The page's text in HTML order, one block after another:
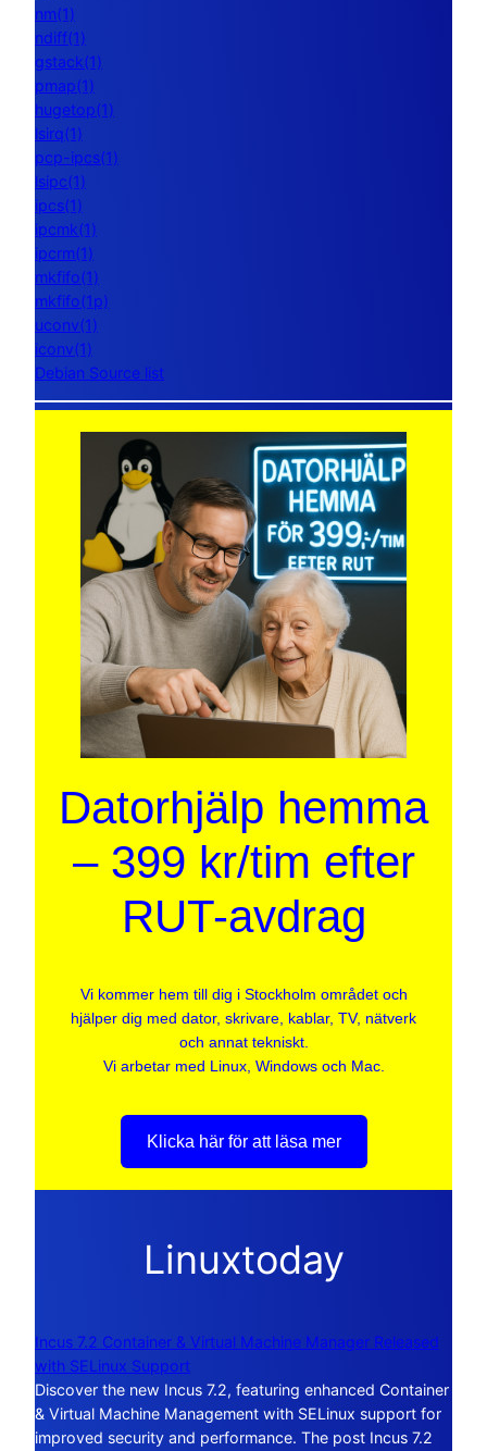
nm(1)
ndiff(1)
gstack(1)
pmap(1)
hugetop(1)
lsirq(1)
pcp-ipcs(1)
lsipc(1)
ipcs(1)
ipcmk(1)
ipcrm(1)
mkfifo(1)
mkfifo(1p)
uconv(1)
iconv(1)
Debian Source list
Datorhjälp hemma
– 399 kr/tim efter
RUT-avdrag
Vi kommer hem till dig i Stockholm området och
hjälper dig med dator, skrivare, kablar, TV, nätverk
och annat tekniskt.
Vi arbetar med Linux, Windows och Mac.
Klicka här för att läsa mer
Linuxtoday
Incus 7.2 Container & Virtual Machine Manager Released
with SELinux Support
Discover the new Incus 7.2, featuring enhanced Container
& Virtual Machine Management with SELinux support for
improved security and performance. The post Incus 7.2